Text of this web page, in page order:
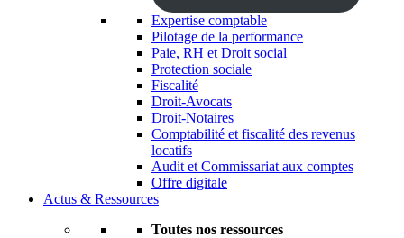
Expertise comptable
Pilotage de la performance
Paie, RH et Droit social
Protection sociale
Fiscalité
Droit-Avocats
Droit-Notaires
Comptabilité et fiscalité des revenus
locatifs
Audit et Commissariat aux comptes
Offre digitale
Actus & Ressources
Toutes nos ressources